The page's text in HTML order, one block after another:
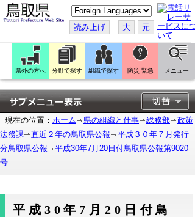
こ
の
ペ
ー
ジ
翻
訳
す
る
読み上げ 大 元
県外の方へ 分野で探す 組織で探す 防災 緊急 メニュー
現在の位置： ホーム 県の組織と仕事 総務部
政策
法務課
直近２年の鳥取県公報
平成３０年７月発行
分鳥取県公報
平成30年7月20日付鳥取県公報第9020
号
平成30年7月20日付鳥